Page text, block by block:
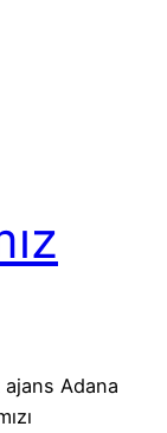
ajans Adana